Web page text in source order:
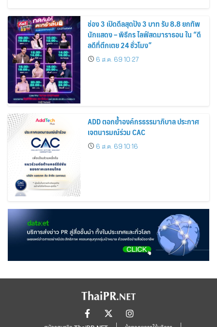
ช่อง 3 เปิดดีลสุดปัง 3 บาท รับ 8.8 ยกทัพ
นักแสดง – พิธีกร ไลฟ์สดมาราธอน ใน “ดี
ลดีที่ตึกเตย 24 ชั่วโมง”
6 ส.ค. 69 10:27
ADD ตอกย้ำองค์กรธรรมาภิบาล ประกาศ
เจตนารมณ์ร่วม CAC
6 ส.ค. 69 10:16